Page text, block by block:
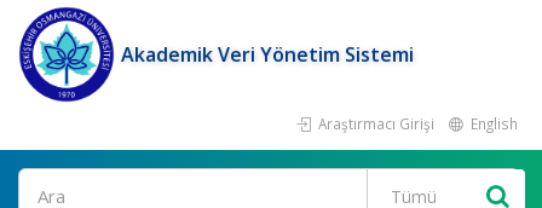
Akademik Veri Yönetim Sistemi
Araştırmacı Girişi English
Ara